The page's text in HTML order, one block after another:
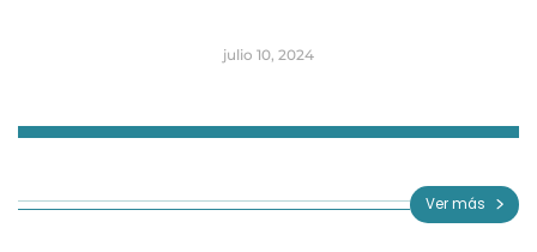
julio 10, 2024
3
Ver más